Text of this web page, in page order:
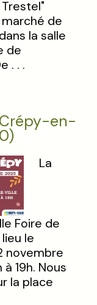
de
la salle
de
. . .
en-
La
Foire de
le
novembre
19h. Nous
la place